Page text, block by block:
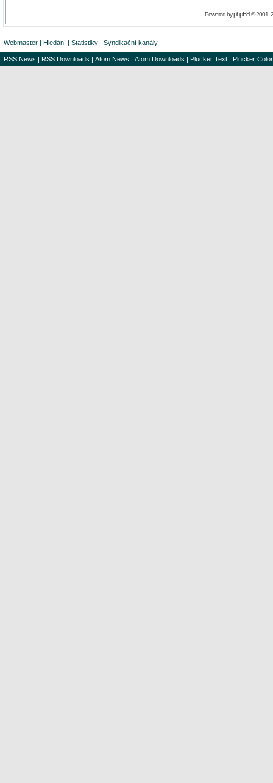
Powered byphpBB© 2001,
Webmaster | Hledání | Statistiky | Syndikační kanály
RSS News | RSS Downloads | Atom News | Atom Downloads | Plucker Text | Plucker Color